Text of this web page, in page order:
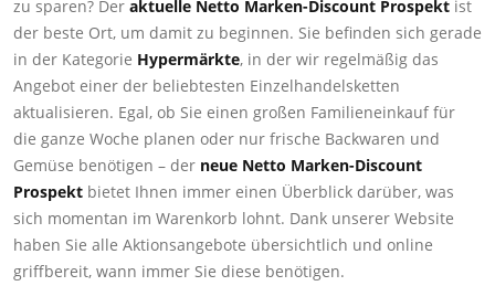
zu sparen? Der aktuelle Netto Marken-Discount Prospekt ist
der beste Ort, um damit zu beginnen. Sie befinden sich gerade
in der Kategorie Hypermärkte, in der wir regelmäßig das
Angebot einer der beliebtesten Einzelhandelsketten
aktualisieren. Egal, ob Sie einen großen Familieneinkauf für
die ganze Woche planen oder nur frische Backwaren und
Gemüse benötigen – der neue Netto Marken-Discount
Prospekt bietet Ihnen immer einen Überblick darüber, was
sich momentan im Warenkorb lohnt. Dank unserer Website
haben Sie alle Aktionsangebote übersichtlich und online
griffbereit, wann immer Sie diese benötigen.